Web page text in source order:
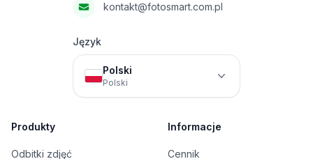
kontakt@fotosmart.com.pl
Język
Polski
Polski
Produkty
Odbitki zdjęć
Informacje
Cennik